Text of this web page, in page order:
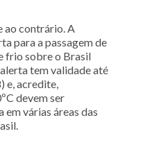
ao contrário. A
para a passagem de
frio sobre o Brasil
tem validade até
e, acredite,
devem ser
várias áreas das